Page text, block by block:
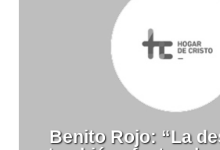
Benito Rojo: “La